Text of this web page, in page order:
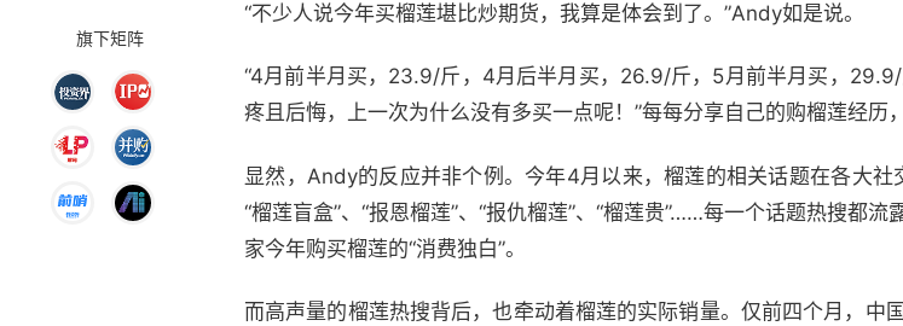
旗下矩阵
“不少人说今年买榴莲堪比炒期货，我算是体会到了。”Andy如是说。
“4月前半月买，23.9/斤，4月后半月买，26.9/斤，5月前半月买，
疼且后悔，上一次为什么没有多买一点呢！”每每分享自己的购榴莲经历
显然，Andy的反应并非个例。今年4月以来，榴莲的相关话题在各大社
“榴莲盲盒”、“报恩榴莲”、“报仇榴莲”、“榴莲贵”……每一个话题热搜都
家今年购买榴莲的“消费独白”。
而高声量的榴莲热搜背后，也牵动着榴莲的实际销量。仅前四个月，中